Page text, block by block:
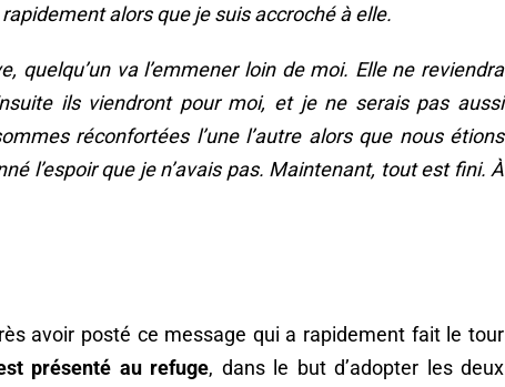
alors que je suis accroché à elle.
quelqu’un va l’emmener loin de moi. Elle ne reviendra
ils viendront pour moi, et je ne serais pas aussi
réconfortées l’une l’autre alors que nous étions
l’espoir que je n’avais pas. Maintenant, tout est fini. À
avoir posté ce message qui a rapidement fait le tour
présenté au refuge, dans le but d’adopter les deux